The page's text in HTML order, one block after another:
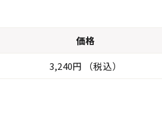
価格
3,240円 （税込）